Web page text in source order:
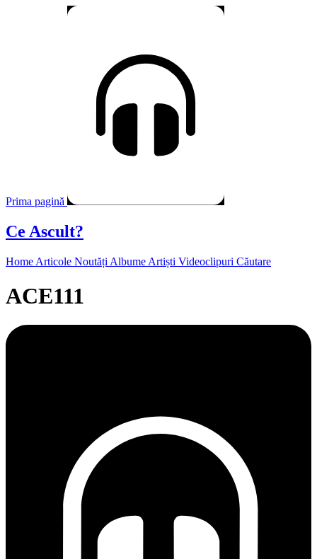
Prima pagină
Ce Ascult?
Home Articole Noutăți Albume Artiști Videoclipuri Căutare
ACE111